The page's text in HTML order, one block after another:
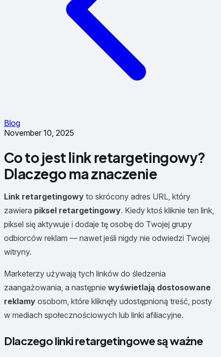
Blog
November 10, 2025
Co to jest link retargetingowy?
Dlaczego ma znaczenie
Link retargetingowy to skrócony adres URL, który
zawiera piksel retargetingowy. Kiedy ktoś kliknie ten link,
piksel się aktywuje i dodaje tę osobę do Twojej grupy
odbiorców reklam — nawet jeśli nigdy nie odwiedzi Twojej
witryny.
Marketerzy używają tych linków do śledzenia
zaangażowania, a następnie wyświetlają dostosowane
reklamy osobom, które kliknęły udostępnioną treść, posty
w mediach społecznościowych lub linki afiliacyjne.
Dlaczego linki retargetingowe są ważne